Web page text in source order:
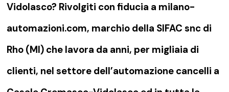
Vidolasco? Rivolgiti con fiducia a milano-
automazioni.com, marchio della SIFAC snc di
Rho (MI) che lavora da anni, per migliaia di
clienti, nel settore dell’automazione cancelli a